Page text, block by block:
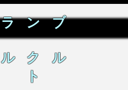
ラ ン ブ
ル ク ル
ト